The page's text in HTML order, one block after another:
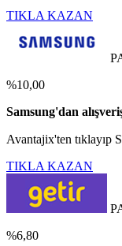
TIKLA KAZAN
%10,00
Samsung'dan
Avantajix'ten tıklayıp
TIKLA KAZAN
%6,80